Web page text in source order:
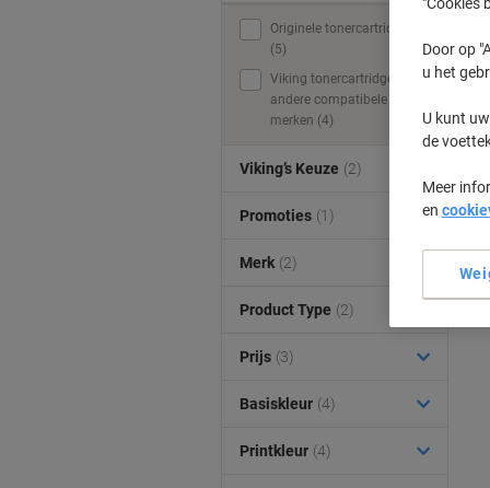
Originele tonercartridges
(5)
Viking tonercartridges &
andere compatibele
merken (4)
Viking’s Keuze (2)
Promoties (1)
Merk (2)
Product Type (2)
Prijs (3)
Basiskleur (4)
Printkleur (4)
Door op
u het
U kunt
de
Meer
en